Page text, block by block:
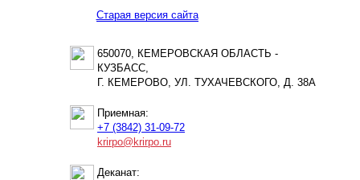
Старая версия сайта
650070, КЕМЕРОВСКАЯ ОБЛАСТЬ -
КУЗБАСС,
Г. КЕМЕРОВО, УЛ. ТУХАЧЕВСКОГО, Д. 38А
Приемная:
+7 (3842) 31-09-72
krirpo@krirpo.ru
Деканат: